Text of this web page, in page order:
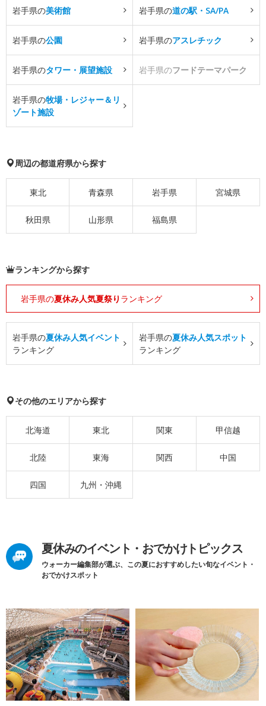
岩手県の美術館 岩手県の道の駅・SA/PA
岩手県の公園 岩手県のアスレチック
岩手県のタワー・展望施設 岩手県のフードテーマパーク
岩手県の牧場・レジャー＆リ
ゾート施設
周辺の都道府県から探す
東北 青森県 岩手県 宮城県
秋田県 山形県 福島県
ランキングから探す
岩手県の夏休み人気夏祭り ランキング
岩手県の夏休み人気イベント
ランキング
岩手県の夏休み人気スポット
ランキング
その他のエリアから探す
北海道 東北 関東 甲信越
北陸 東海 関西 中国
四国 九州・沖縄
夏休みのイベント・おでかけトピックス
ウォーカー編集部が選ぶ、この夏におすすめしたい旬なイベント・
おでかけスポット